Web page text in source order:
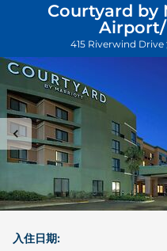
Courtyard by
415 Riverwind Drive
入住日期: